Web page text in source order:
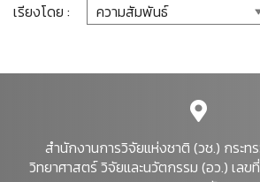
เรียงโดย :
สำนักงานการวิจัยแห่งชาติ (วช.) กระท
วิทยาศาสตร์ วิจัยและนวัตกรรม (อว.) เล